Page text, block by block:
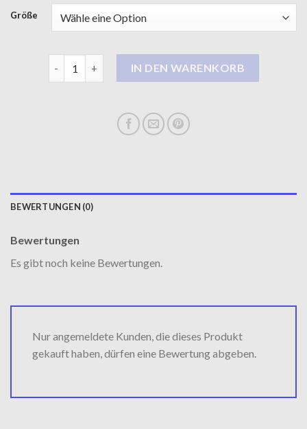
Größe
steppmantel damen MengeIN DEN WARENKORB
BEWERTUNGEN (0)
Bewertungen
Es gibt noch keine Bewertungen.
Nur angemeldete Kunden, die dieses Produkt
gekauft haben, dürfen eine Bewertung abgeben.